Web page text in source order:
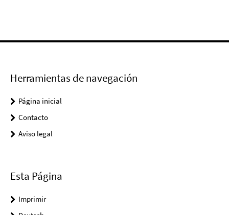
Herramientas de navegación
Página inicial
Contacto
Aviso legal
Esta Página
Imprimir